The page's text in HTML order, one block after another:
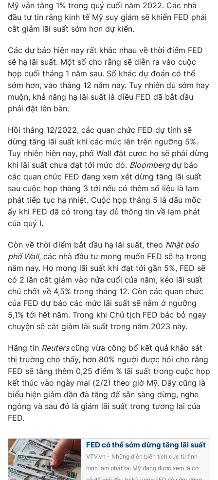
VTV9 VTV8
THỜI BÁO VTV
Theo dõi báo trên
Cơ quan chủ quản: Đài Truyền hình Việt Nam
Cơ quan báo chí: Thời báo VTV
Giấy phép hoạt động báo in và báo điện tử số 483/GP-BTTTT
cấp ngày 29/12/2023
Tổng Biên tập:Vũ Thanh Thủy
Phó Tổng Biên tập:
Nguyễn Trọng Ninh
Tổng đài VTV:024.38 355 931 - 024.38 355 932
Ðiện thoại Thời báo VTV: 024.66 897 897
Email:toasoan@vtv.vn
Liên hệ quảng cáo: 024-7300.7108
thuận bằng văn bản. Ghi rõ nguồn VTV.vn khi phát hành lại
thông tin từ website này.
Mỹ vẫn tăng 1% trong quý cuối năm 2022. Các nhà
đầu tư tin rằng kinh tế Mỹ suy giảm sẽ khiến FED phải
cắt giảm lãi suất sớm hơn dự kiến.
Các dự báo hiện nay rất khác nhau về thời điểm FED
sẽ hạ lãi suất. Một số cho rằng sẽ diễn ra vào cuộc
họp cuối tháng 1 năm sau. Số khác dự đoán có thể
sớm hơn, vào tháng 12 năm nay. Tuy nhiên dù sớm hay
muộn, khả năng hạ lãi suất là điều FED đã bắt đầu
phải đặt lên bàn.
Hồi tháng 12/2022, các quan chức FED dự tính sẽ
dừng tăng lãi suất khi các mức lên trên ngưỡng 5%.
Tuy nhiên hiện nay, phố Wall đặt cược họ sẽ phải dừng
khi lãi suất chưa đạt tới mức đó. Bloombergdự báo
các quan chức FED đang xem xét dừng tăng lãi suất
sau cuộc họp tháng 3 tới nếu có thêm số liệu là lạm
phát tiếp tục hạ nhiệt. Cuộc họp tháng 5 là dấu mốc
ấy khi FED đã có trong tay đủ thông tin về lạm phát
của quý I.
Còn về thời điểm bắt đầu hạ lãi suất, theo Nhật báo
phố Wall, các nhà đầu tư mong muốn FED sẽ hạ trong
năm nay. Họ mong lãi suất khi đạt tới gần 5%, FED sẽ
có 2 lần cắt giảm vào nửa cuối của năm, kéo lãi suất
chủ chốt về 4,5% trong tháng 12. Còn các quan chức
của FED dự báo các mức lãi suất sẽ nằm ở ngưỡng
5,1% tới hết năm. Trong khi Chủ tịch FED bác bỏ ngay
chuyện sẽ cắt giảm lãi suất trong năm 2023 này.
Hãng tin Reuterscũng vừa công bố kết quả khảo sát
thị trường cho thấy, hơn 80% người được hỏi cho rằng
FED sẽ tăng thêm 0,25 điểm % lãi suất trong cuộc họp
kết thúc vào ngày mai (2/2) theo giờ Mỹ. Đây cũng là
biểu hiện giảm dần đà tăng để sẵn sàng dừng, nghe
ngóng và sau đó là giảm lãi suất trong tương lai của
FED.
FED có thể sớm dừng tăng lãi suất
VTV.vn - Những diễn biến tích cực từ tình
hình lạm phát tại Mỹ đang được xem là cơ